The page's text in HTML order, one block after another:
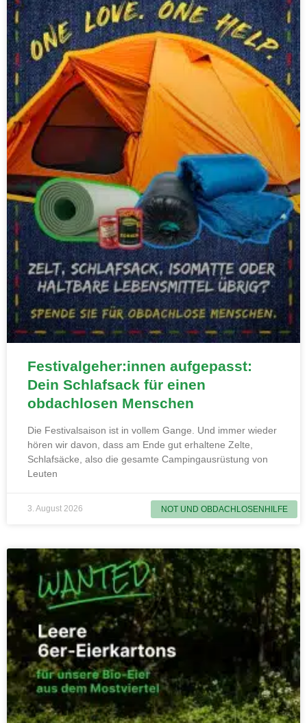
NOT UND OBDACHLOSENHILFE
Festivalgeher:innen aufgepasst:
Dein Schlafsack für einen
obdachlosen Menschen
Die Festivalsaison ist in vollem Gange. Und immer wieder
hören wir davon, dass am Ende gut erhaltene Zelte,
Schlafsäcke, also die gesamte Campingausrüstung von
Leuten
3. August 2026